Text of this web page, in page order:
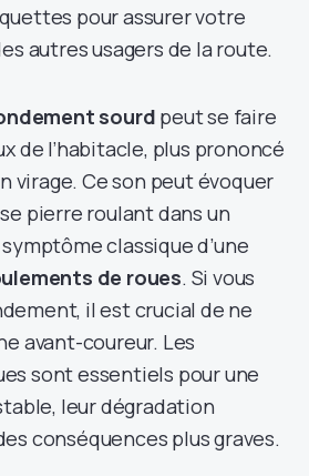
pour assurer votre
autres usagers de la route.
sourd peut se faire
de l’habitacle, plus prononcé
virage. Ce son peut évoquer
pierre roulant dans un
classique d’une
de roues. Si vous
il est crucial de ne
avant-coureur. Les
sont essentiels pour une
leur dégradation
conséquences plus graves.